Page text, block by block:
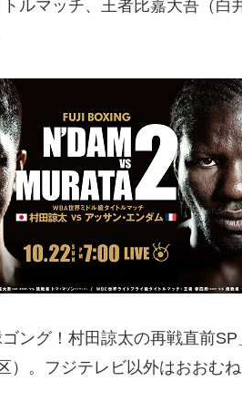
ルマッチ、王者比嘉大吾（
ング！村田諒太の再戦直前
。フジテレビ以外はおおむね